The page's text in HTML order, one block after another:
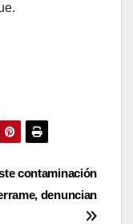
contaminación
denuncian